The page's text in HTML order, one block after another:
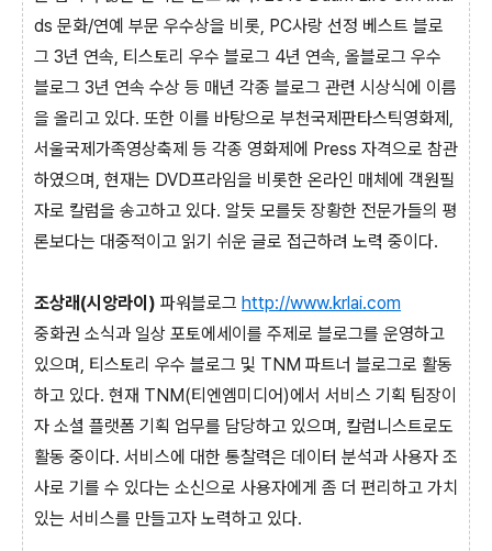
ds 문화/연예 부문 우수상을 비롯, PC사랑 선정 베스트 블로
그 3년 연속, 티스토리 우수 블로그 4년 연속, 올블로그 우수
블로그 3년 연속 수상 등 매년 각종 블로그 관련 시상식에 이름
을 올리고 있다. 또한 이를 바탕으로 부천국제판타스틱영화제,
서울국제가족영상축제 등 각종 영화제에 Press 자격으로 참관
하였으며, 현재는 DVD프라임을 비롯한 온라인 매체에 객원필
자로 칼럼을 송고하고 있다. 알듯 모를듯 장황한 전문가들의 평
론보다는 대중적이고 읽기 쉬운 글로 접근하려 노력 중이다.
조상래(시앙라이) 파워블로그 http://www.krlai.com
중화권 소식과 일상 포토에세이를 주제로 블로그를 운영하고
있으며, 티스토리 우수 블로그 및 TNM 파트너 블로그로 활동
하고 있다. 현재 TNM(티엔엠미디어)에서 서비스 기획 팀장이
자 소셜 플랫폼 기획 업무를 담당하고 있으며, 칼럼니스트로도
활동 중이다. 서비스에 대한 통찰력은 데이터 분석과 사용자 조
사로 기를 수 있다는 소신으로 사용자에게 좀 더 편리하고 가치
있는 서비스를 만들고자 노력하고 있다.